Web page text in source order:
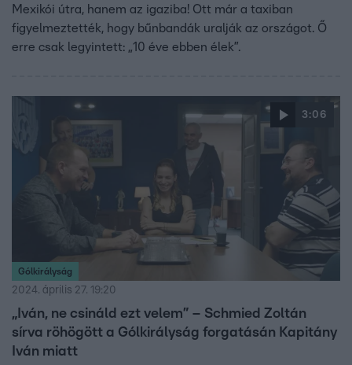
Mexikói útra, hanem az igaziba! Ott már a taxiban
figyelmeztették, hogy bűnbandák uralják az országot. Ő
erre csak legyintett: „10 éve ebben élek”.
3:06
Gólkirályság
2024. április 27. 19:20
„Iván, ne csináld ezt velem” – Schmied Zoltán
sírva röhögött a Gólkirályság forgatásán Kapitány
Iván miatt